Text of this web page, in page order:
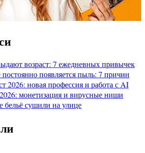
возраст: 7 ежедневных привычек
появляется пыль: 7 причин
2026: новая профессия и работа с AI
монетизация и вирусные ниши
бельё сушили на улице